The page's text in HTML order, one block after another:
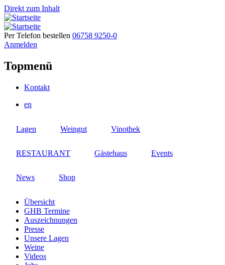
Direkt zum Inhalt
Per Telefon bestellen 06758 9250-0
Anmelden
Topmenü
Kontakt
en
Lagen Weingut Vinothek
RESTAURANT Gästehaus Events
News Shop
Übersicht
GHB Termine
Auszeichnungen
Presse
Unsere Lagen
Weine
Videos